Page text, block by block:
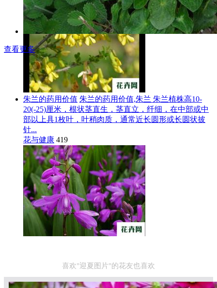
查看更多
朱兰的药用价值 朱兰的药用价值,朱兰 朱兰植株高10-
20(-25)厘米，根状茎直生，茎直立，纤细，在中部或中
部以上具1枚叶，叶稍肉质，通常近长圆形或长圆状披
针...
花与健康 419
喜欢"迎夏图片"的花友也喜欢